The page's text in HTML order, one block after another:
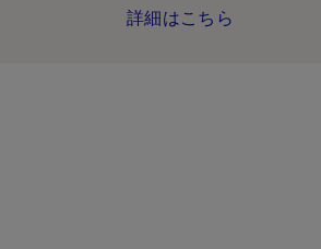
詳細はこちら